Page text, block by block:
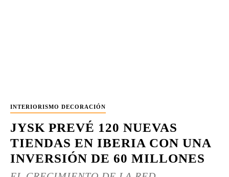
INTERIORISMO DECORACIÓN
JYSK PREVÉ 120 NUEVAS
TIENDAS EN IBERIA CON UNA
INVERSIÓN DE 60 MILLONES